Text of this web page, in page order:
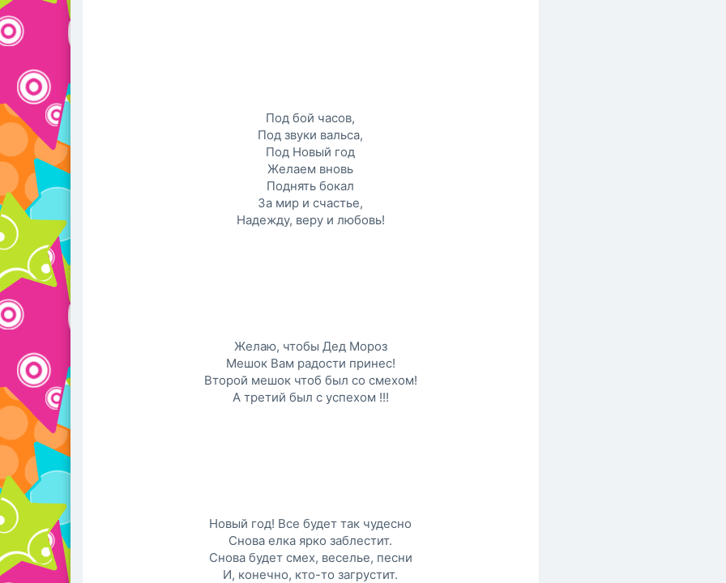
Под бой часов,
Под звуки вальса,
Под Hовый год
Желаем вновь
Поднять бокал
За мир и счастье,
Hадежду, веру и любовь!
Желаю, чтобы Дед Мороз
Мешок Вам радости принес!
Второй мешок чтоб был со смехом!
А третий был с успехом !!!
Новый год! Все будет так чудесно
Снова елка ярко заблестит.
Снова будет смех, веселье, песни
И, конечно, кто-то загрустит.